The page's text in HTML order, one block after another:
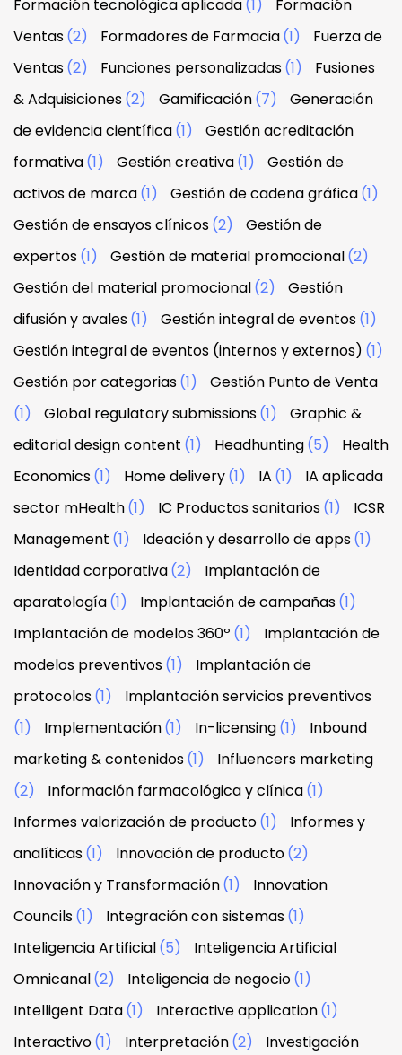
Formación tecnológica aplicada(1)
Formación
Ventas(2) Formadores de Farmacia(1)
Fuerza de
Ventas(2) Funciones personalizadas(1)
Fusiones
& Adquisiciones(2) Gamificación(7)
Generación
de evidencia científica(1)
Gestión acreditación
formativa(1) Gestión creativa(1)
Gestión de
activos de marca(1) Gestión de cadena gráfica(1)
Gestión de ensayos clínicos(2)
Gestión de
expertos(1) Gestión de material promocional(2)
Gestión del material promocional(2)
Gestión
difusión y avales(1) Gestión integral de eventos(1)
Gestión integral de eventos (internos y externos) (1)
Gestión por categorias(1)
Gestión Punto de Venta
(1)
Global regulatory submissions(1)
Graphic &
editorial design content (1) Headhunting(5)
Health
Economics(1) Home delivery(1) IA (1)
IA aplicada
sector mHealth(1) IC Productos sanitarios(1)
ICSR
Management (1) Ideación y desarrollo de apps(1)
Identidad corporativa(2)
Implantación de
aparatología(1) Implantación de campañas(1)
Implantación de modelos 360º (1)
Implantación de
modelos preventivos(1)
Implantación de
protocolos(1)
Implantación servicios preventivos
(1)
Implementación(1) In-licensing(1)
Inbound
marketing & contenidos(1)
Influencers marketing
(2)
Información farmacológica y clínica(1)
Informes valorización de producto(1)
Informes y
analíticas(1) Innovación de producto(2)
Innovación y Transformación(1)
Innovation
Councils(1) Integración con sistemas(1)
Inteligencia Artificial(5)
Inteligencia Artificial
Omnicanal(2) Inteligencia de negocio(1)
Intelligent Data(1) Interactive application(1)
Interactivo(1) Interpretación(2)
Investigación